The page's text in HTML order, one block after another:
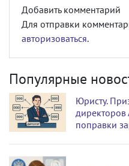
Добавить комментарий
Для отправки
авторизоваться.
Популярные
Юристу.
поправки